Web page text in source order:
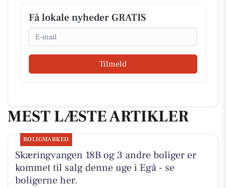
Få lokale nyheder GRATIS
Email
Tilmeld
MEST LÆSTE ARTIKLER
BOLIGMARKED
Skæringvangen 18B og 3 andre boliger er
kommet til salg denne uge i Egå - se
boligerne her.